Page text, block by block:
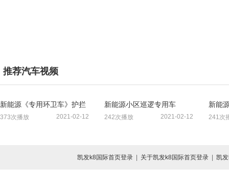
推荐汽车视频
新能源《专用环卫车》护拦
清洗车，吸尘车，路面铣刨
2021-02-12
373次播放
新能源小区巡逻专用车
2021-02-12
242次播放
新能
241次
凯发k8国际首页登录 关于凯发k8国际首页登录 凯